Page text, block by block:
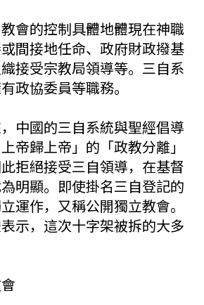
會的控制具體地體現在神職
間接地任命、政府財政撥基
接受宗教局領導等。三自系
政協委員等職務。
中國的三自系統與聖經倡導
帝歸上帝」的「政教分離」
拒絕接受三自領導，在基督
明顯。即使掛名三自登記的
運作，又稱公開獨立教會。
示，這次十字架被拆的大多